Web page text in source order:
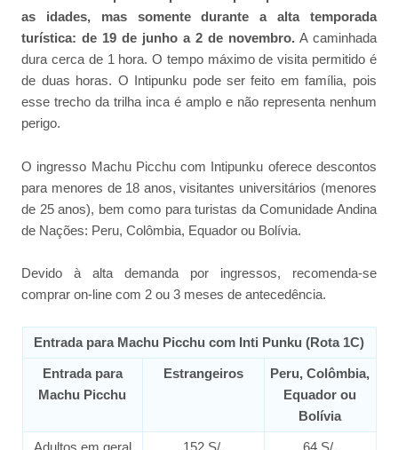
as idades, mas somente durante a alta temporada
turística: de 19 de junho a 2 de novembro.A caminhada
dura cerca de 1 hora. O tempo máximo de visita permitido é
de duas horas. O Intipunku pode ser feito em família, pois
esse trecho da trilha inca é amplo e não representa nenhum
perigo.
O ingresso Machu Picchu com Intipunku oferece descontos
para menores de 18 anos, visitantes universitários (menores
de 25 anos), bem como para turistas da Comunidade Andina
de Nações: Peru, Colômbia, Equador ou Bolívia.
Devido à alta demanda por ingressos, recomenda-se
comprar on-line com 2 ou 3 meses de antecedência.
Entrada para Machu Picchu com Inti Punku (Rota 1C)
Entrada para
Machu Picchu
Estrangeiros
Peru, Colômbia,
Equador ou
Bolívia